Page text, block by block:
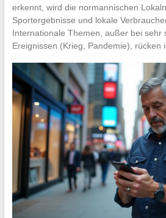
erkennt, wird die normannischen
Sportergebnisse und lokale
Internationale Themen, außer bei sehr
Ereignissen (Krieg, Pandemie), rücken